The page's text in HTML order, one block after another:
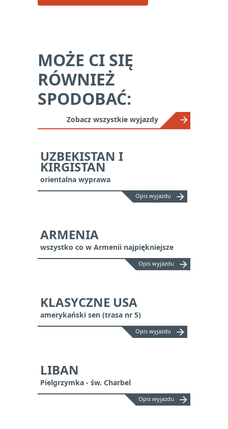
MOŻE CI SIĘ
RÓWNIEŻ
SPODOBAĆ:
Zobacz wszystkie wyjazdy
UZBEKISTAN I
KIRGISTAN
orientalna wyprawa
Opis wyjazdu arrow_forward
ARMENIA
wszystko co w Armenii najpiękniejsze
Opis wyjazdu arrow_forward
KLASYCZNE USA
amerykański sen (trasa nr 5)
Opis wyjazdu arrow_forward
LIBAN
Pielgrzymka - św. Charbel
Opis wyjazdu arrow_forward